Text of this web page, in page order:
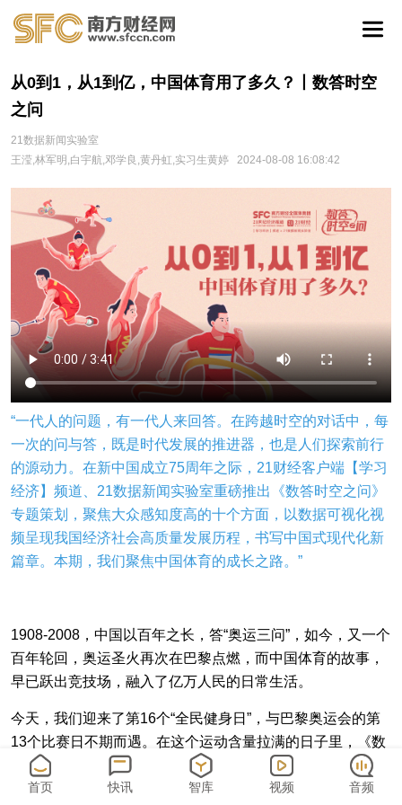
从0到1，从1到亿，中国体育用了多久？丨数答时空
之问
21数据新闻实验室
王滢,林军明,白宇航,邓学良,黄丹虹,实习生黄婷
2024-08-08 16:08:42
“一代人的问题，有一代人来回答。在跨越时空的对话中，每
一次的问与答，既是时代发展的推进器，也是人们探索前行
的源动力。在新中国成立75周年之际，21财经客户端【学习
经济】频道、21数据新闻实验室重磅推出《数答时空之问》
专题策划，聚焦大众感知度高的十个方面，以数据可视化视
频呈现我国经济社会高质量发展历程，书写中国式现代化新
篇章。本期，我们聚焦中国体育的成长之路。 ”
1908-2008，中国以百年之长，答“奥运三问”，如今，又一个
百年轮回，奥运圣火再次在巴黎点燃，而中国体育的故事，
早已跃出竞技场，融入了亿万人民的日常生活。
今天，我们迎来了第16个“全民健身日”，与巴黎奥运会的第
13个比赛日不期而遇。在这个运动含量拉满的日子里，《数
答时空之问》系列视频首期正式上线，让我们跟随镜头，一
同见证中国体育向前的每一步。
首页 快讯 智库 视频 音频